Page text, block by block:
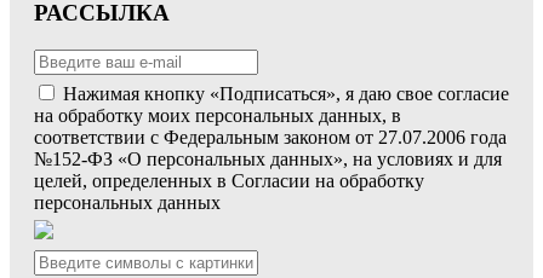
РАССЫЛКА
Нажимая кнопку «Подписаться», я даю свое согласие
на обработку моих персональных данных, в
соответствии с Федеральным законом от 27.07.2006 года
№152-ФЗ «О персональных данных», на условиях и для
целей, определенных в Согласии на обработку
персональных данных